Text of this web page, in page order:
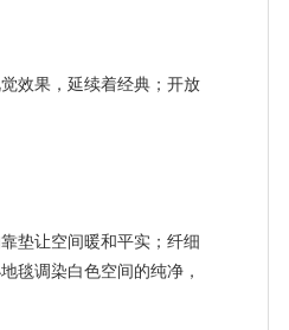
效果，延续着经典；开放
垫让空间暖和平实；纤细
毯调染白色空间的纯净，